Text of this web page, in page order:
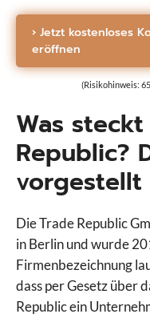
› Jetzt kostenloses
eröffnen
(Risikohinweis:
Was
Republic?
vorgestellt
Die Trade Republic
in Berlin und wurde
Firmenbezeichnung
dass per Gesetz über
Republic ein